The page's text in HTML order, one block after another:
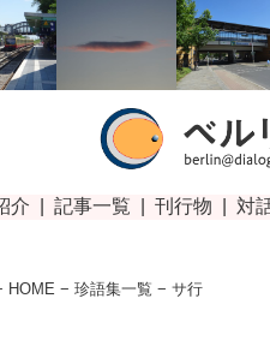
HOME − 珍語集一覧 − サ行